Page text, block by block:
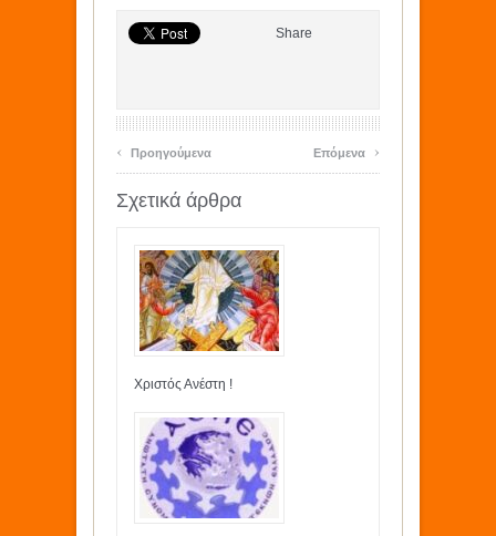
Share
‹ Προηγούμενα Επόμενα ›
Σχετικά άρθρα
Χριστός Ανέστη !